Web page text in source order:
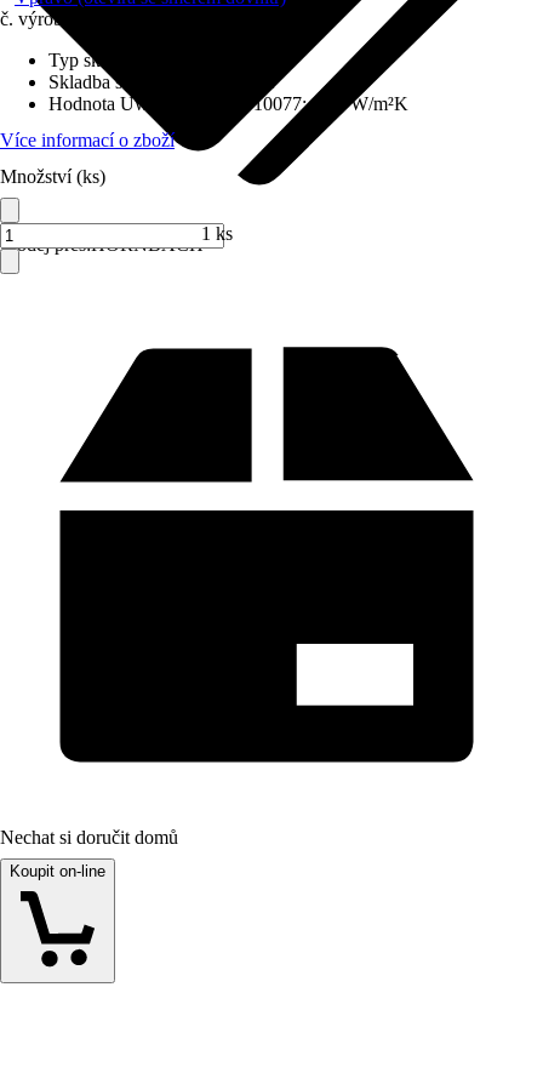
Prodej přes:HORNBACH
č. výrobku
Typ skla
Skladba skla
Trojitě zasklené
Hodnota Uw dle DIN EN 10077:0,98 W/m²K
Více informací o zboží
Množství (ks)
1 ks
Nechat si doručit domů
Koupit on-line